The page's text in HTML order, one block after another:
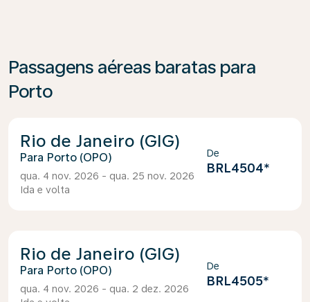
Passagens aéreas baratas para
Porto
Rio de Janeiro (GIG)
Porto (OPO)
qua. 4 nov. 2026 - qua. 25 nov. 2026
Ida e volta
De
BRL4504*
Rio de Janeiro (GIG)
Porto (OPO)
qua. 4 nov. 2026 - qua. 2 dez. 2026
De
BRL4505*